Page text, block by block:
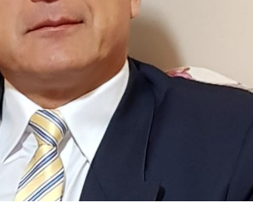
en mi calidad de Autoridad
desconcentrado, se:
la solicitud de Autorización de Uso
de Agua paraMINERÍA
de Disponibilidad de Agua
con el artículo 23 de la Ley
Hídricos, Usos y Aprovechamiento